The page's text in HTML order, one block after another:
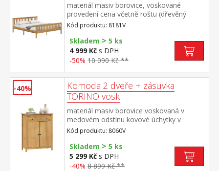
materiál masiv borovice, voskované
provedení cena včetně roštu (dřevěný
laťkový) bez matrace doporučený rozměr
matrace 180 × 200 cm nebo 2 kusy 90 ×
200 cm
Kód produktu: 8181V
Skladem > 5 ks
4 999 Kč s DPH
-50% 10 090 Kč **
-40%
Komoda 2 dveře + zásuvka
TORINO vosk
materiál masiv borovice voskovaná v
medovém odstínu kovové úchytky v
barevném provedení černěná mosaz 1
zásuvka s kovovými pojezdy, 2 plné dveře,
1 police maximální nosnosti uvedeny v
návodu k montáži
Kód produktu: 8060V
Skladem > 5 ks
5 299 Kč s DPH
-40% 8 899 Kč **